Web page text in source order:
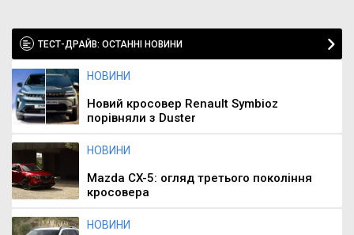
ТЕСТ-ДРАЙВ: ОСТАННІ НОВИНИ
НОВИНИ
Новий кросовер Renault Symbioz
порівняли з Duster
НОВИНИ
Mazda CX-5: огляд третього покоління
кросовера
НОВИНИ